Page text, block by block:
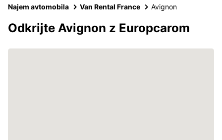
Najem avtomobila Van Rental France Avignon
Odkrijte Avignon z Europcarom